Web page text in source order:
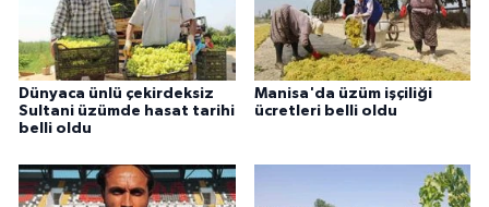
Dünyaca ünlü çekirdeksiz
Sultani üzümde hasat tarihi
belli oldu
Manisa'da üzüm işçiliği
ücretleri belli oldu